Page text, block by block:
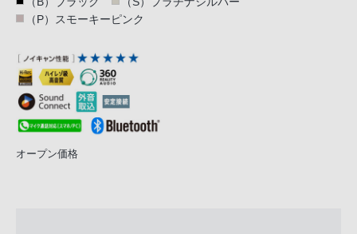
（P）スモーキーピンク
オープン価格